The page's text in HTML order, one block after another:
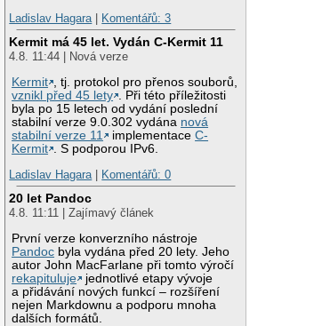
Ladislav Hagara| Komentářů: 3
Kermit má 45 let. Vydán C-Kermit 11
4.8. 11:44 | Nová verze
Kermit
, tj. protokol pro přenos souborů,
vznikl před 45 lety
. Při této příležitosti
byla po 15 letech od vydání poslední
stabilní verze 9.0.302 vydána nová
stabilní verze 11
implementaceC-
Kermit
. S podporou IPv6.
Ladislav Hagara| Komentářů: 0
20 let Pandoc
4.8. 11:11 | Zajímavý článek
První verze konverzního nástroje
Pandoc byla vydána před 20 lety. Jeho
autor John MacFarlane při tomto výročí
rekapituluje
jednotlivé etapy vývoje
a přidávání nových funkcí – rozšíření
nejen Markdownu a podporu mnoha
dalších formátů.